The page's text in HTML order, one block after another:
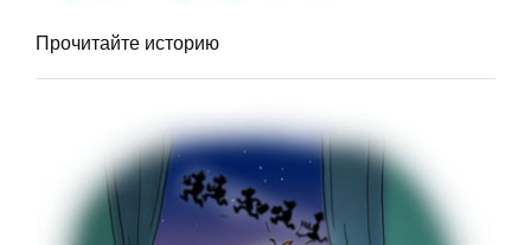
Прочитайте историю